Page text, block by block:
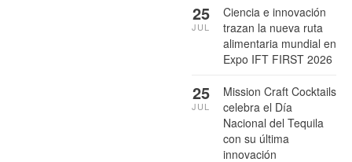
Ciencia e innovación
trazan la nueva ruta
alimentaria mundial en
Expo IFT FIRST 2026
25
JUL
Mission Craft Cocktails
celebra el Día
Nacional del Tequila
con su última
innovación
25
JUL